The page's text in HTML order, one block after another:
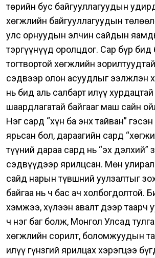
төрийн бус байгууллагуудын
хөгжлийн байгууллагуудын
улс орнуудын элчин сайдын
тэргүүнүүд оролцдог. Сар бүр бид
тогтвортой хөгжлийн
сэдвээр олон асуудлыг ээлжлэн
нь бид аль салбарт илүү
шаардлагатай байгааг маш сайн
Нэг сард “хүн ба энх тайван”
ярьсан бол, дараагийн сард
түүний дараа сард нь “эх дэлхий”
сэдвүүдээр ярилцсан. Мөн
сайд нарын түвшний уулзалтыг
байгаа нь ч бас ач холбогдолтой.
хэмжээ, хүлээн авалт дээр таарч
ч нэг баг болж, Монгол Улсад
хөгжлийн сорилт, боломжуудын
илүү гүнзгий ярилцах хэрэгцээ